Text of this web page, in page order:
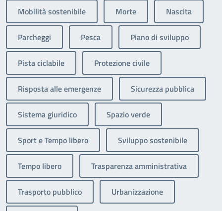
Mobilità sostenibile Morte Nascita
Parcheggi Pesca Piano di sviluppo
Pista ciclabile Protezione civile
Risposta alle emergenze Sicurezza pubblica
Sistema giuridico Spazio verde
Sport e Tempo libero Sviluppo sostenibile
Tempo libero Trasparenza amministrativa
Trasporto pubblico Urbanizzazione